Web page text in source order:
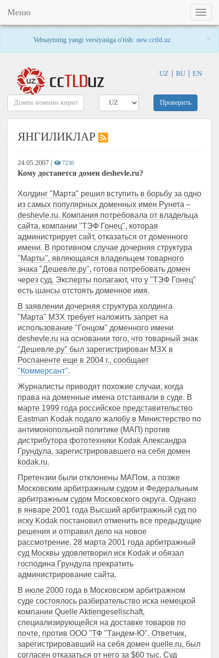
Vebsaytning yangi versiyasiga o'tish: new.cctld.uz ×
UZ RU EN
Toggle
Меню
Проверить
ЯНГИЛИКЛАР
24.05.2007 7230
Кому достанется домен deshevle.ru?
Холдинг "Марта" решил вступить в борьбу за одно
из самых популярных доменных имен Рунета –
deshevle.ru. Компания потребовала от владельца
сайта, компании "ТЭФ Гонец", которая
администрирует сайт, отказаться от доменного
имени. В противном случае дочерняя структура
"Марты", являющаяся владельцем товарного
знака "Дешевле.ру", готова потребовать домен
через суд. Эксперты полагают, что у "ТЭФ Гонец"
есть шансы отстоять доменное имя.
В заявлении дочерняя структура холдинга
"Марта" МЗХ требует наложить запрет на
использование "Гонцом" доменного имени
deshevle.ru на основании того, что товарный знак
"Дешевле.ру" был зарегистрирован МЗХ в
Роспаненте еще в 2004 г., сообщает
"Коммерсант".
Журналисты приводят похожие случаи, когда
права на доменные имена отстаивали в суде. В
марте 1999 года российское представительство
Eastman Kodak подало жалобу в Министерство по
антимонопольной политике (МАП) против
дистрибутора фототехники Kodak Александра
Грундула, зарегистрировавшего на себя домен
kodak.ru.
Претензии были отклонены МАПом, а позже
Московским арбитражным судом и Федеральным
арбитражным судом Московского округа. Однако
в январе 2001 года Высший арбитражный суд по
иску Kodak постановил отменить все предыдущие
решения и отправил дело на новое
рассмотрение. 28 марта 2001 года арбитражный
суд Москвы удовлетворил иск Kodak и обязал
господина Грундула прекратить
администрирование сайта.
В июле 2000 года в Московском арбитражном
суде состоялось разбирательство иска немецкой
компании Quelle Aktiengesellschaft,
специализирующейся на доставке товаров по
почте, против ООО "ТФ "Тандем-Ю". Ответчик,
зарегистрировавший на себя домен quelle.ru, был
согласен отказаться от него за $60 тыс. Суд